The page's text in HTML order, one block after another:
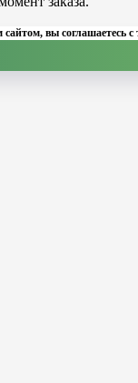
вы соглашаетесь с